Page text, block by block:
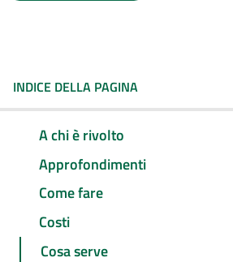
INDICE DELLA PAGINA
A chi è rivolto
Approfondimenti
Come fare
Costi
Cosa serve